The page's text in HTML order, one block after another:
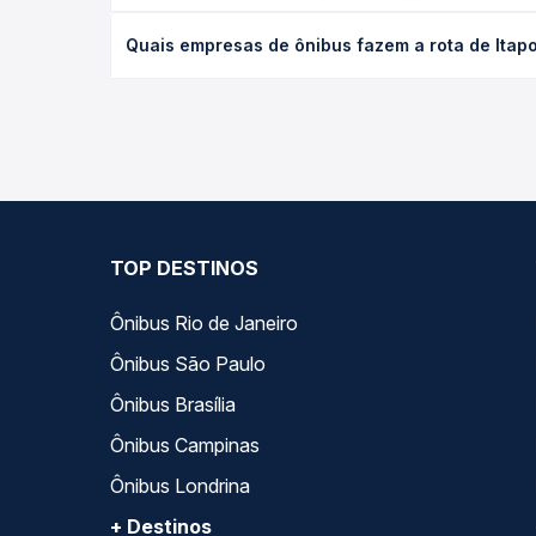
antecedência da compra. Na Quero Passagem
Quais empresas de ônibus fazem a rota de
TOP DESTINOS
Ônibus Rio de Janeiro
Ônibus São Paulo
Ônibus Brasília
Ônibus Campinas
Ônibus Londrina
+ Destinos